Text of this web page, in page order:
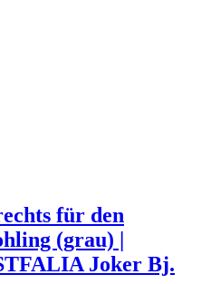
für den
(grau) |
Joker Bj.